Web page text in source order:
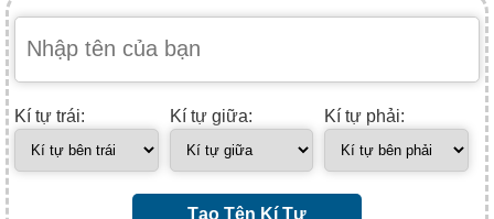
Kí tự trái: Kí tự giữa: Kí tự phải:
Tạo Tên Kí Tự